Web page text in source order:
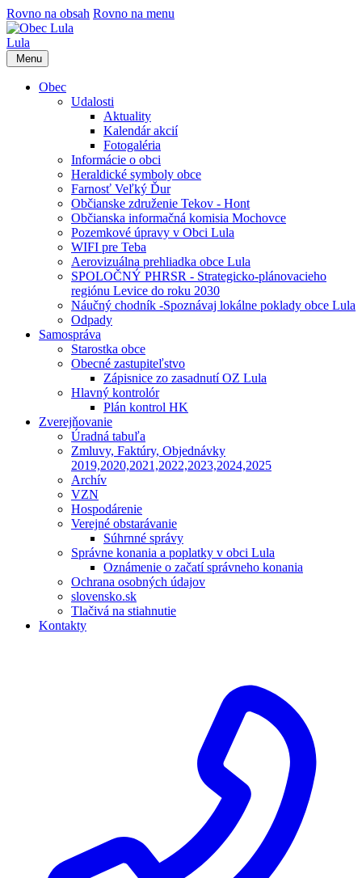
Rovno na obsah Rovno na menu
Lula
Menu
Obec
Udalosti
Aktuality
Kalendár akcií
Fotogaléria
Informácie o obci
Heraldické symboly obce
Farnosť Veľký Ďur
Občianske združenie Tekov - Hont
Občianska informačná komisia Mochovce
Pozemkové úpravy v Obci Lula
WIFI pre Teba
Aerovizuálna prehliadka obce Lula
SPOLOČNÝ PHRSR - Strategicko-plánovacieho
regiónu Levice do roku 2030
Náučný chodník -Spoznávaj lokálne poklady obce Lula
Odpady
Samospráva
Starostka obce
Obecné zastupiteľstvo
Zápisnice zo zasadnutí OZ Lula
Hlavný kontrolór
Plán kontrol HK
Zverejňovanie
Úradná tabuľa
Zmluvy, Faktúry, Objednávky
2019,2020,2021,2022,2023,2024,2025
Archív
VZN
Hospodárenie
Verejné obstarávanie
Súhrnné správy
Správne konania a poplatky v obci Lula
Oznámenie o začatí správneho konania
Ochrana osobných údajov
slovensko.sk
Tlačivá na stiahnutie
Kontakty